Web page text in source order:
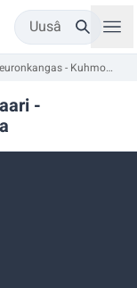
Uusâ
Moottorikelkkaura Ämmänsaari - Peuronkangas - Kuhmon raja
-